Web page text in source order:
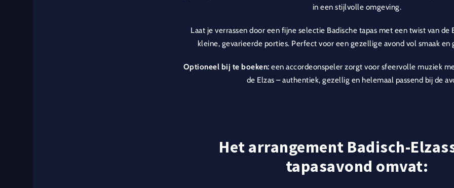
in een stijlvolle omgeving.
Laat je verrassen door een fijne selectie Badische tapas met een twist van de
kleine, gevarieerde porties. Perfect voor een gezellige avond vol smaak en
Optioneel bij te boeken: een accordeonspeler zorgt voor sfeervolle muziek
de Elzas – authentiek, gezellig en helemaal passend bij de
Het arrangement Badisch-
tapasavond omvat: